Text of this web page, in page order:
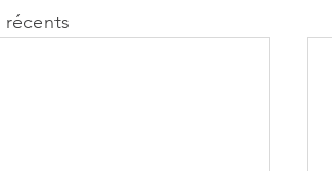
récents